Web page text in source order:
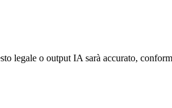
legale o output IA sarà accurato,